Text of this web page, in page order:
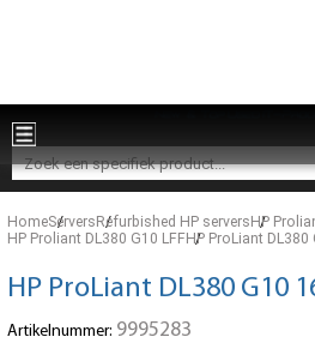
HomeServersRefurbished HP serversHP
HP Proliant DL380 G10 LFFHP ProLiant DL380
HP ProLiant DL380 G10
Artikelnummer: 9995283